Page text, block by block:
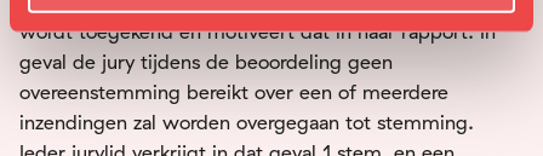
wordt toegekend en motiveert dat in haar rapport. In
geval de jury tijdens de beoordeling geen
overeenstemming bereikt over een of meerdere
inzendingen zal worden overgegaan tot stemming.